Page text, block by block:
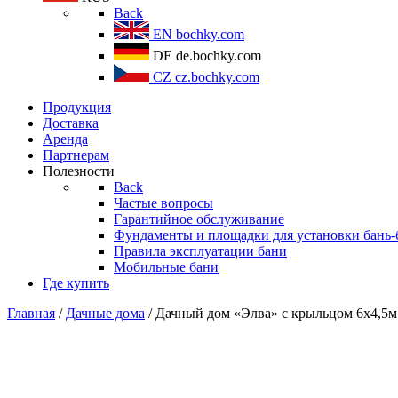
Back
EN bochky.com
DE de.bochky.com
CZ cz.bochky.com
Продукция
Доставка
Аренда
Партнерам
Полезности
Back
Частые вопросы
Гарантийное обслуживание
Фундаменты и площадки для установки бань-
Правила эксплуатации бани
Мобильные бани
Где купить
Главная / Дачные дома / Дачный дом «Элва» с крыльцом 6х4,5м